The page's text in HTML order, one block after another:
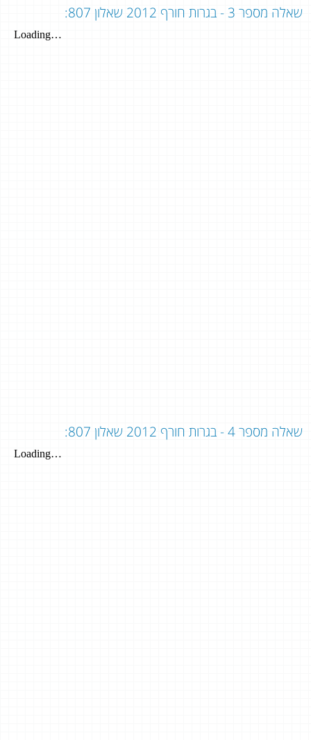
שאלה מספר 3 - בגרות חורף 2012 שאלון 807:
שאלה מספר 4 - בגרות חורף 2012 שאלון 807: